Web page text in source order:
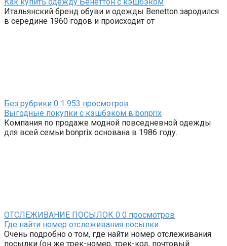
Итальянский бренд обуви и одежды Benetton зародился
в середине 1960 годов и происходит от
Без рубрики 0 1 953 просмотров
Выгодные покупки с кэшбэком в bonprix
Компания по продаже модной повседневной одежды
для всей семьи bonprix основана в 1986 году.
ОТСЛЕЖИВАНИЕ ПОСЫЛОК 0 0 просмотров
Где найти номер отслеживания посылки
Очень подробно о том, где найти номер отслеживания
посылки (он же трек-номер, трек-код, почтовый